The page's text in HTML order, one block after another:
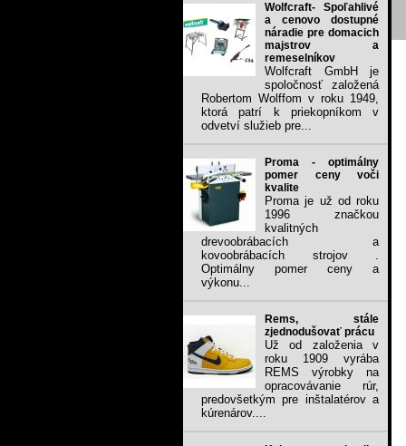
Wolfcraft- Spoľahlivé
a cenovo dostupné
náradie pre domacich
majstrov a
remeselníkov
Wolfcraft GmbH je
spoločnosť založená
Robertom Wolffom v roku 1949,
ktorá patrí k priekopníkom v
odvetví služieb pre...
Proma - optimálny
pomer ceny voči
kvalite
Proma je už od roku
1996 značkou
kvalitných
drevoobrábacích a
kovoobrábacích strojov .
Optimálny pomer ceny a
výkonu...
Rems, stále
zjednodušovať prácu
Už od založenia v
roku 1909 vyrába
REMS výrobky na
opracovávanie rúr,
predovšetkým pre inštalatérov a
kúrenárov....